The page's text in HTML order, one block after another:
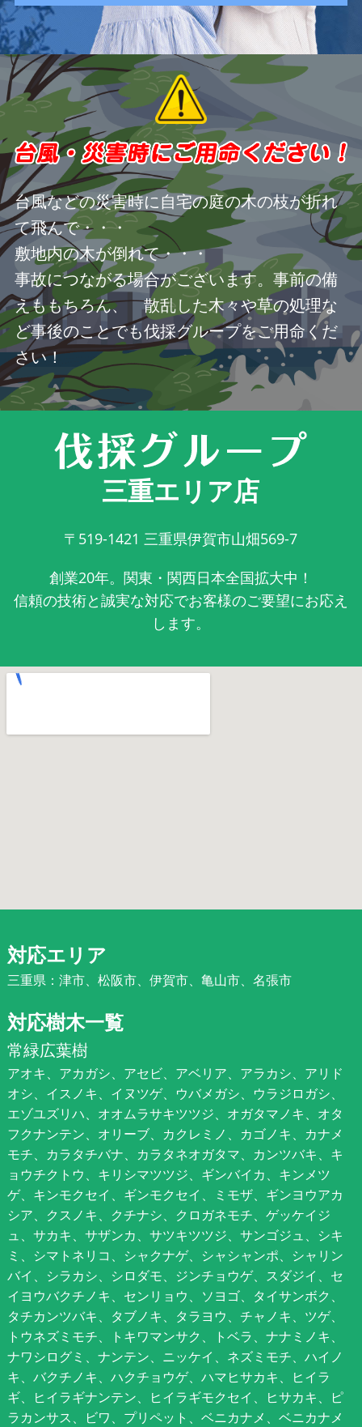
台風などの災害時に自宅の庭の木の枝が折れ
て飛んで・・・
敷地内の木が倒れて・・・
事故につながる場合がございます。事前の備
えももちろん、 散乱した木々や草の処理な
ど事後のことでも伐採グループをご用命くだ
さい！
三重エリア店
〒519-1421 三重県伊賀市山畑569-7
創業20年。関東・関西日本全国拡大中！
信頼の技術と誠実な対応でお客様のご要望にお応え
します。
対応エリア
三重県：津市、松阪市、伊賀市、亀山市、名張市
対応樹木一覧
常緑広葉樹
アオキ、アカガシ、アセビ、アベリア、アラカシ、アリド
オシ、イスノキ、イヌツゲ、ウバメガシ、ウラジロガシ、
エゾユズリハ、オオムラサキツツジ、オガタマノキ、オタ
フクナンテン、オリーブ、カクレミノ、カゴノキ、カナメ
モチ、カラタチバナ、カラタネオガタマ、カンツバキ、キ
ョウチクトウ、キリシマツツジ、ギンバイカ、キンメツ
ゲ、キンモクセイ、ギンモクセイ、ミモザ、ギンヨウアカ
シア、クスノキ、クチナシ、クロガネモチ、ゲッケイジ
ュ、サカキ、サザンカ、サツキツツジ、サンゴジュ、シキ
ミ、シマトネリコ、シャクナゲ、シャシャンポ、シャリン
バイ、シラカシ、シロダモ、ジンチョウゲ、スダジイ、セ
イヨウバクチノキ、センリョウ、ソヨゴ、タイサンボク、
タチカンツバキ、タブノキ、タラヨウ、チャノキ、ツゲ、
トウネズミモチ、トキワマンサク、トベラ、ナナミノキ、
ナワシログミ、ナンテン、ニッケイ、ネズミモチ、ハイノ
キ、バクチノキ、ハクチョウゲ、ハマヒサカキ、ヒイラ
ギ、ヒイラギナンテン、ヒイラギモクセイ、ヒサカキ、ピ
ラカンサス、ビワ、プリペット、ベニカナメ、ベニカナメ